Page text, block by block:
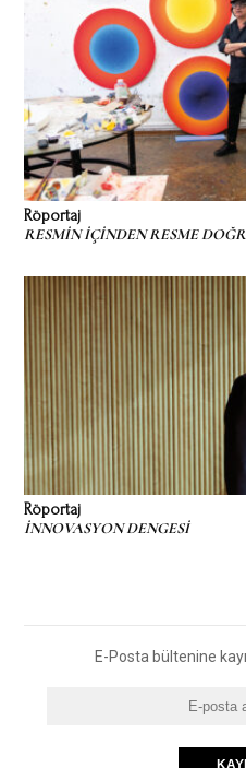
Röportaj
RESMİN İÇİNDEN RESME
Röportaj
İNNOVASYON DENGESİ
E-Posta bültenine